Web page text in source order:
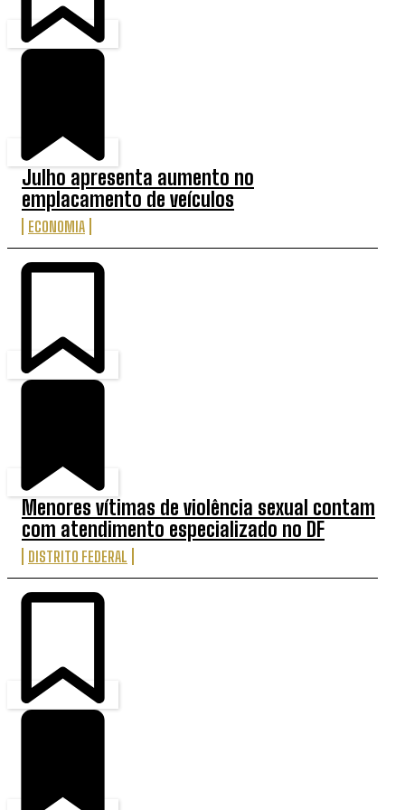
Julho apresenta aumento no
emplacamento de veículos
ECONOMIA
Menores vítimas de violência sexual contam
com atendimento especializado no DF
DISTRITO FEDERAL